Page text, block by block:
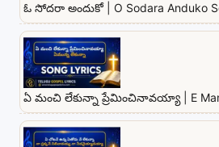
ఓ సోదరా అందుకో | O Sodara Anduko
ఏ మంచి లేకున్నా ప్రేమించినావయ్యా | E